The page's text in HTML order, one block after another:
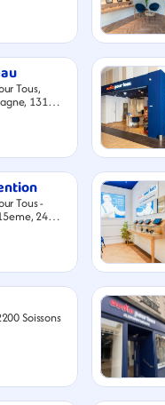
Tous,
13170
Tous -
244
Soissons